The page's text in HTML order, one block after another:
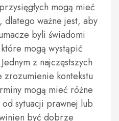
mogą mieć
dlatego ważne jest, aby
byli świadomi
mogą wystąpić
z najczęstszych
zrozumienie kontekstu
mogą mieć różne
sytuacji prawnej lub
być dobrze